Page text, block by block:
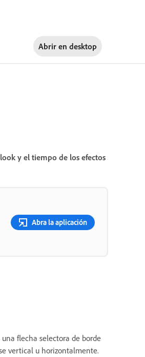
Abrir en desktop
y el tiempo de los efectos
Abra la aplicación
flecha selectora de borde
vertical u horizontalmente.